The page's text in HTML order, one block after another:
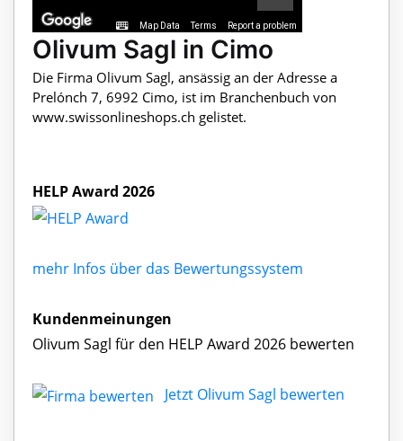
Map Data Terms Report a problem
Olivum Sagl in Cimo
Die Firma Olivum Sagl, ansässig an der Adresse a
Prelónch 7, 6992 Cimo, ist im Branchenbuch von
www.swissonlineshops.ch gelistet.
HELP Award 2026
mehr Infos über das Bewertungssystem
Kundenmeinungen
Olivum Sagl für den HELP Award 2026 bewerten
Jetzt Olivum Sagl bewerten